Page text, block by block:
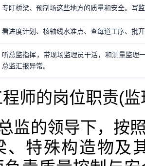
专盯桥梁、预制场这些地方的质量和安全。写
看进度计划、核轴线水准点、查每道工序、批
听总监指挥，带现场监理员干活，和测量监理
总监汇报异常。
师的岗位职责(监
监的领导下，按
、特殊构造物及